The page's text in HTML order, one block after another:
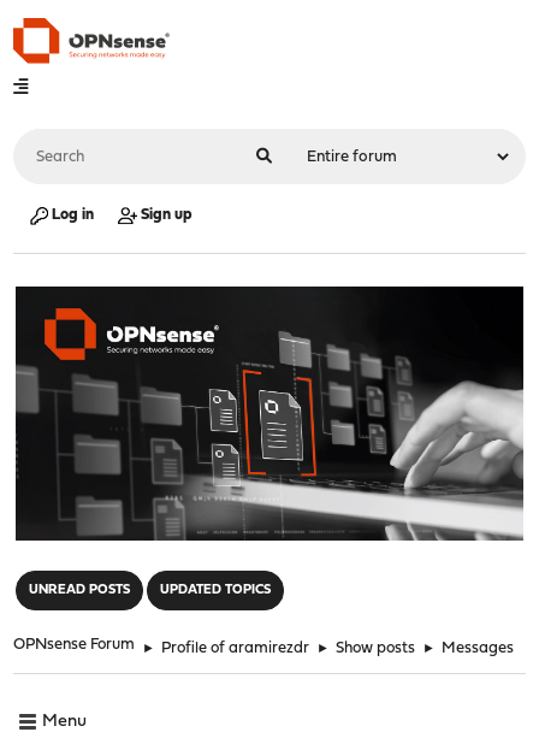
Log in Sign up
UNREAD POSTS UPDATED TOPICS
OPNsense Forum ► Profile of aramirezdr ► Show posts ► Messages
Menu